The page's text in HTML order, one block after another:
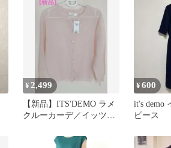
¥ 2,499
【新品】ITS'DEMO ラメ
クルーカーデ／イッツデ
¥600
it's demo
ピース